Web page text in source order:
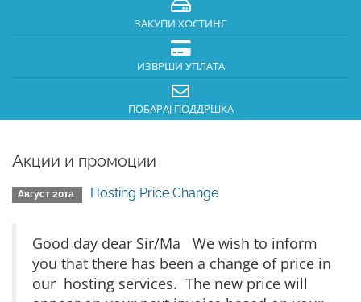
ЗАКУПИ ХОСТИНГ
ИЗВРШИ УПЛАТА
ПОБАРАЈ ПОДДРШКА
Акции и промоции
Август 20та Hosting Price Change
Good day dear Sir/Ma We wish to inform
you that there has been a change of price in
our hosting services. The new price will